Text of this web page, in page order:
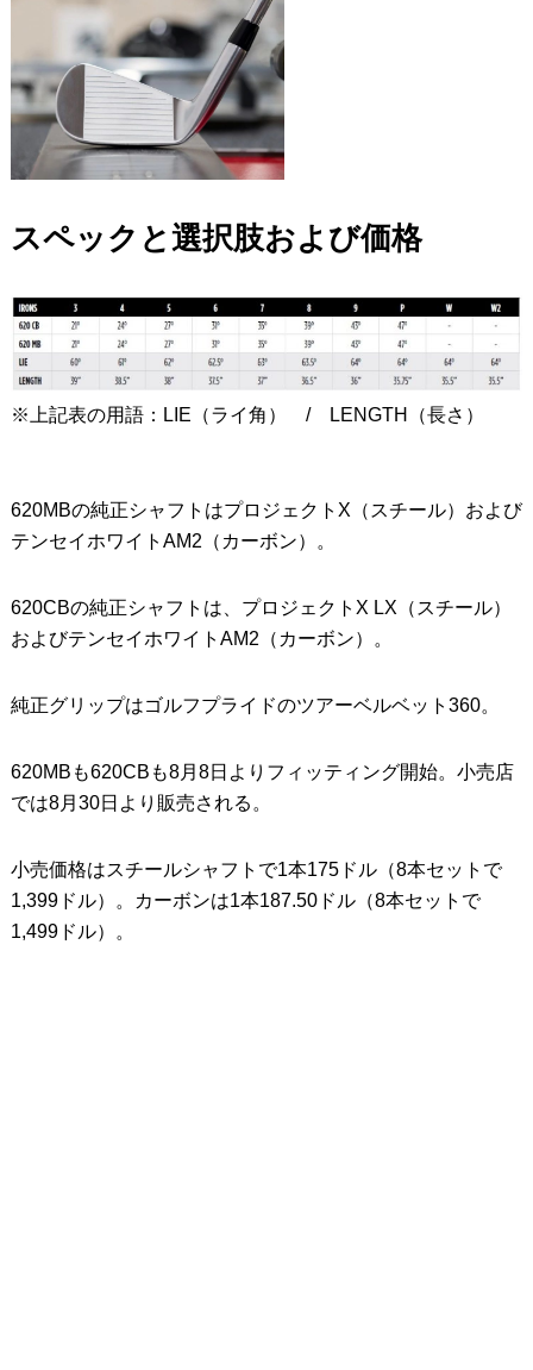
スペックと選択肢および価格
※上記表の用語：LIE（ライ角） / LENGTH（長さ）
620MBの純正シャフトはプロジェクトX（スチール）および
テンセイホワイトAM2（カーボン）。
620CBの純正シャフトは、プロジェクトX LX（スチール）
およびテンセイホワイトAM2（カーボン）。
純正グリップはゴルフプライドのツアーベルベット360。
620MBも620CBも8月8日よりフィッティング開始。小売店
では8月30日より販売される。
小売価格はスチールシャフトで1本175ドル（8本セットで
1,399ドル）。カーボンは1本187.50ドル（8本セットで
1,499ドル）。